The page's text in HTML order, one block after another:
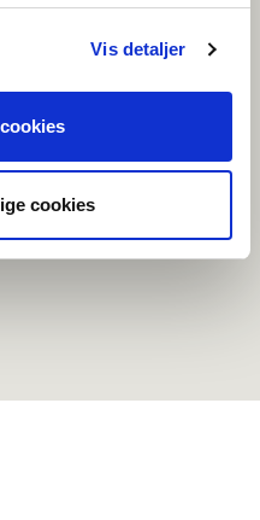
Vis detaljer
cookies